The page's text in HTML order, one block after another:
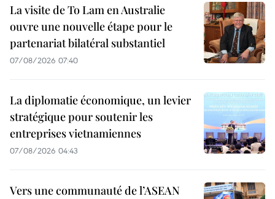
La visite de To Lam en Australie
ouvre une nouvelle étape pour le
partenariat bilatéral substantiel
07/08/2026 07:40
La diplomatie économique, un levier
stratégique pour soutenir les
entreprises vietnamiennes
07/08/2026 04:43
Vers une communauté de l’ASEAN